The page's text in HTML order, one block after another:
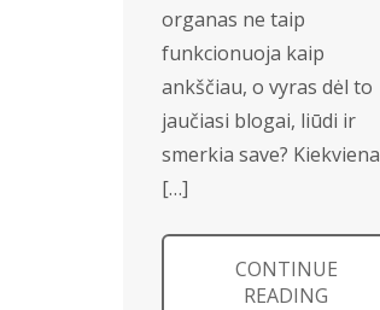
organas ne taip
funkcionuoja kaip
ankščiau, o vyras dėl to
jaučiasi blogai, liūdi ir
smerkia save? Kiekviena
[…]
CONTINUE
READING